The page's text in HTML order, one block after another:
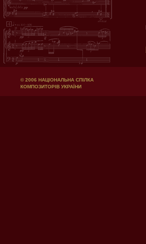
© 2006 НАЦІОНАЛЬНА СПІЛКА
КОМПОЗИТОРІВ УКРАЇНИ